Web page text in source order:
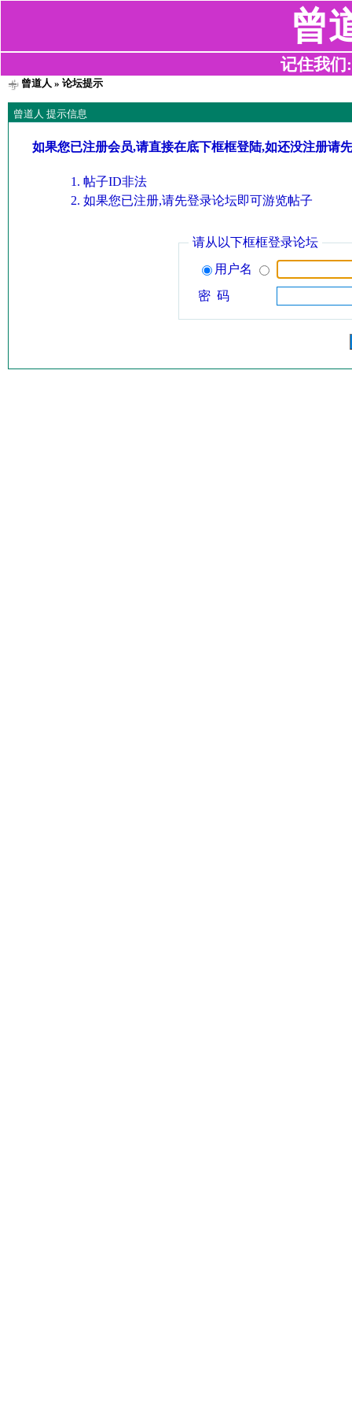
曾
记住我们
曾道人 » 论坛提示
曾道人 提示信息
如果您已注册会员,请直接在底下框框登陆,如还没注册请
帖子ID非法
如果您已注册,请先登录论坛即可游览帖子
请从以下框框登录论坛
用户名
密 码